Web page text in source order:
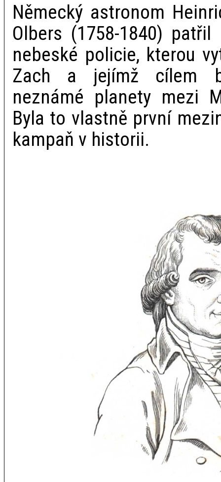
Německý astronom
Olbers (1758-1840)
nebeské policie, kterou
Zach a jejímž cílem
neznámé planety mezi
Byla to vlastně první
kampaň v historii.